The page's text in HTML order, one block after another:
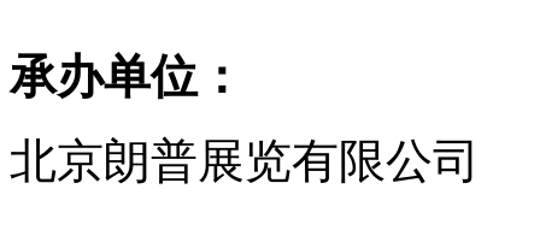
承办单位：
北京朗普展览有限公司